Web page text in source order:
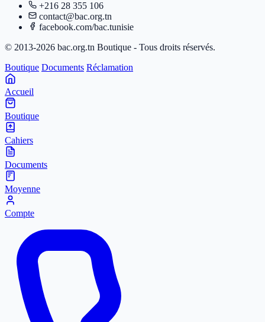
+216 28 355 106
contact@bac.org.tn
facebook.com/bac.tunisie
© 2013-2026 bac.org.tn Boutique - Tous droits réservés.
Boutique Documents Réclamation
Accueil
Boutique
Cahiers
Documents
Moyenne
Compte